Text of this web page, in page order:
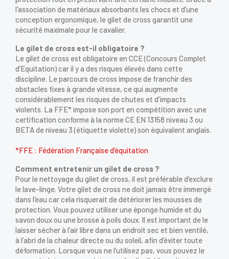
l’association de matériaux absorbants les chocs et d’une
conception ergonomique, le gilet de cross garantit une
sécurité maximale pour le cavalier.
Le gilet de cross est-il obligatoire ?
Le gilet de cross est obligatoire en CCE (Concours Complet
d’Equitation) car il y a des risques élevés dans cette
discipline. Le parcours de cross impose de franchir des
obstacles fixes à grande vitesse, ce qui augmente
considérablement les risques de chutes et d'impacts
violents. La FFE* impose son port en compétition avec une
certification conforme à la norme CE EN 13158 niveau 3 ou
BETA de niveau 3 (étiquette violette) son équivalent anglais.
*FFE : Fédération Française d’équitation
Comment entretenir un gilet de cross ?
Pour le nettoyage du gilet de cross, il est préférable d’exclure
le lave-linge. Votre gilet de cross ne doit jamais être immergé
dans l’eau car cela risquerait de détériorer les mousses de
protection. Vous pouvez utiliser une éponge humide et du
savon doux ou une brosse à poils doux. Il est important de le
laisser sécher à l’air libre dans un endroit sec et bien ventilé,
à l’abri de la chaleur directe ou du soleil, afin d’éviter toute
déformation. Lorsque vous ne l’utilisez pas, vous pouvez le
ANNULER CONNECTER